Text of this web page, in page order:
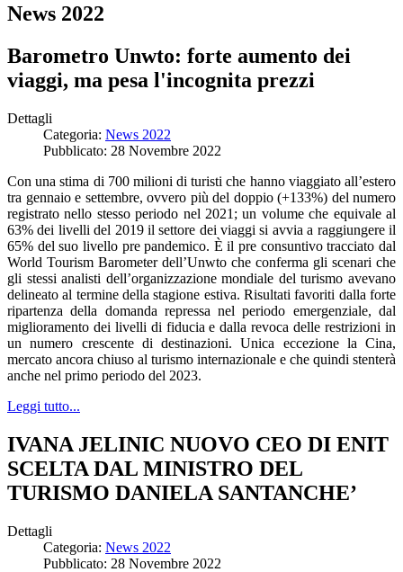
News 2022
Barometro Unwto: forte aumento dei
viaggi, ma pesa l'incognita prezzi
Dettagli
Categoria: News 2022
Pubblicato: 28 Novembre 2022
Con una stima di 700 milioni di turisti che hanno viaggiato all’estero
tra gennaio e settembre, ovvero più del doppio (+133%) del numero
registrato nello stesso periodo nel 2021; un volume che equivale al
63% dei livelli del 2019 il settore dei viaggi si avvia a raggiungere il
65% del suo livello pre pandemico. È il pre consuntivo tracciato dal
World Tourism Barometer dell’Unwto che conferma gli scenari che
gli stessi analisti dell’organizzazione mondiale del turismo avevano
delineato al termine della stagione estiva. Risultati favoriti dalla forte
ripartenza della domanda repressa nel periodo emergenziale, dal
miglioramento dei livelli di fiducia e dalla revoca delle restrizioni in
un numero crescente di destinazioni. Unica eccezione la Cina,
mercato ancora chiuso al turismo internazionale e che quindi stenterà
anche nel primo periodo del 2023.
Leggi tutto...
IVANA JELINIC NUOVO CEO DI ENIT
SCELTA DAL MINISTRO DEL
TURISMO DANIELA SANTANCHE’
Dettagli
Categoria: News 2022
Pubblicato: 28 Novembre 2022